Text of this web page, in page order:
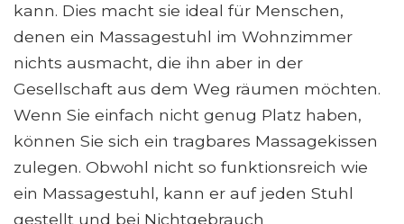
kann. Dies macht sie ideal für Menschen,
denen ein Massagestuhl im Wohnzimmer
nichts ausmacht, die ihn aber in der
Gesellschaft aus dem Weg räumen möchten.
Wenn Sie einfach nicht genug Platz haben,
können Sie sich ein tragbares Massagekissen
zulegen. Obwohl nicht so funktionsreich wie
ein Massagestuhl, kann er auf jeden Stuhl
gestellt und bei Nichtgebrauch